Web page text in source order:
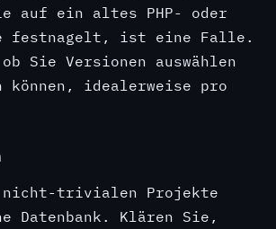
auf ein altes PHP- oder
festnagelt, ist eine Falle.
Sie Versionen auswählen
können, idealerweise pro
nicht-trivialen Projekte
Datenbank. Klären Sie,